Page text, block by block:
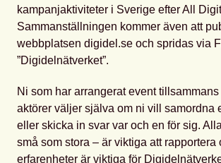
kampanjaktiviteter i Sverige efter All
Sammanställningen kommer även att
webbplatsen digidel.se och spridas via
”Digidelnätverket”.
Ni som har arrangerat event
aktörer väljer själva om ni vill samordna
eller skicka in svar var och en för sig.
små som stora – är viktiga att rapportera
erfarenheter är viktiga för